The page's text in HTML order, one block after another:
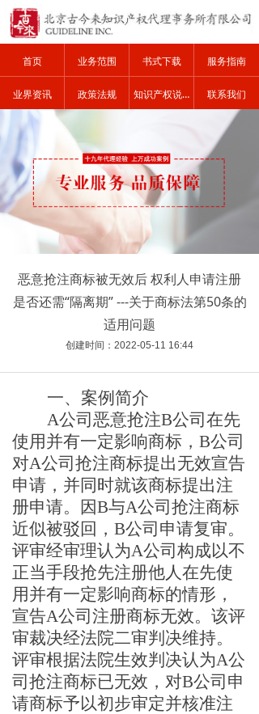
首页 业务范围 书式下载 服务指南
业界资讯 政策法规 知识产权说明 联系我们
恶意抢注商标被无效后 权利人申请注册
是否还需“隔离期” ---关于商标法第50条的
适用问题
一、案例简介
A公司恶意抢注B公司在先
使用并有一定影响商标，B公司
对A公司抢注商标提出无效宣告
申请，并同时就该商标提出注
册申请。因B与A公司抢注商标
近似被驳回，B公司申请复审。
评审经审理认为A公司构成以不
正当手段抢先注册他人在先使
用并有一定影响商标的情形，
宣告A公司注册商标无效。该评
审裁决经法院二审判决维持。
评审根据法院生效判决认为A公
司抢注商标已无效，对B公司申
请商标予以初步审定并核准注
创建时间： 2022-05-11 16:44